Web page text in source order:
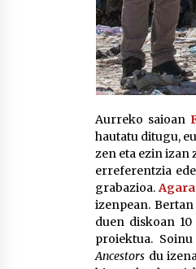
Aurreko saioan
hautatu ditugu,
zen eta ezin izan
erreferentzia
grabazioa.Agara
izenpean.
duen diskoan
proiektua.
Ancestors du